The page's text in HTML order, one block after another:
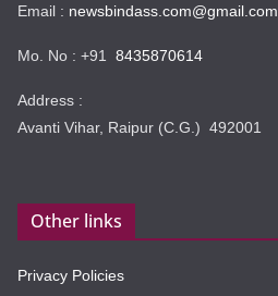
Email : newsbindass.com@gmail.com
Mo. No : +91 8435870614
Address :
Avanti Vihar, Raipur (C.G.) 492001
Other links
Privacy Policies